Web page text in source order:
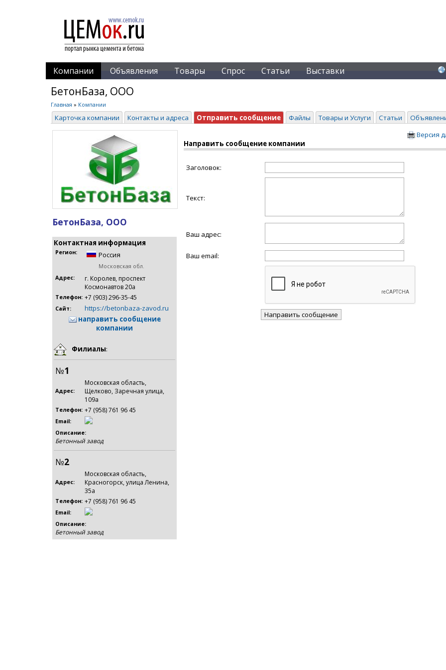
Компании Объявления Товары Спрос Статьи Выставки
БетонБаза, ООО
Главная » Компании
Карточка компании Контакты и адреса Отправить сообщение Файлы Товары и Услуги Статьи
БетонБаза, ООО
Контактная информация
Регион: Россия
Московская обл.
Адрес:
г. Королев, проспект
Космонавтов 20а
Телефон: +7 (903) 296-35-45
Сайт:
https://betonbaza-zavod.ru
направить сообщение
компании
Филиалы:
№1
Адрес:
Московская область,
Щелково, Заречная улица,
109а
Телефон: +7 (958) 761 96 45
Email:
Описание:
Бетонный завод
№2
Адрес:
Московская область,
Красногорск, улица Ленина,
35а
Телефон: +7 (958) 761 96 45
Email:
Описание:
Бетонный завод
Версия
Направить сообщение компании
Заголовок:
Текст:
Ваш адрес:
Ваш email: